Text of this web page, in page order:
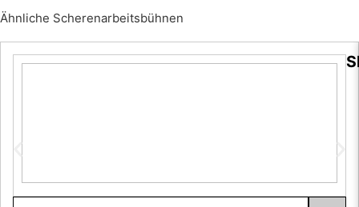
Ähnliche Scherenarbeitsbühnen